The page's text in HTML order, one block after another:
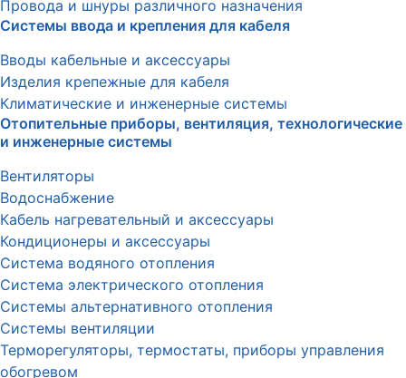
Провода и шнуры различного назначения
Системы ввода и крепления для кабеля
Вводы кабельные и аксессуары
Изделия крепежные для кабеля
Климатические и инженерные системы
Отопительные приборы, вентиляция, технологические
и инженерные системы
Вентиляторы
Водоснабжение
Кабель нагревательный и аксессуары
Кондиционеры и аксессуары
Система водяного отопления
Система электрического отопления
Системы альтернативного отопления
Системы вентиляции
Терморегуляторы, термостаты, приборы управления
обогревом